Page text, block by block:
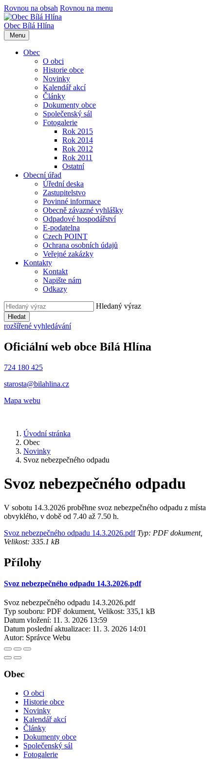
Rovnou na obsah Rovnou na menu
Obec Bílá Hlína
Menu
Obec
O obci
Historie obce
Novinky
Kalendář akcí
Články
Dokumenty obce
Společenský sál
Fotogalerie
Rok 2015
Rok 2014
Rok 2012
Rok 2011
Ostatní
Obecní úřad
Úřední deska
Zastupitelstvo
Povinné informace
Obecně závazné vyhlášky
Odpadové hospodářství
E-podatelna
Czech POINT
Ochrana osobních údajů
Veřejné zakázky
Kontakty
Kontakt
Napište nám
Odkazy
Hledaný výraz
Hledat
rozšířené vyhledávání
Oficiální web obce Bílá Hlína
724 180 425
starosta@bilahlina.cz
Mapa webu
Úvodní stránka
Obec
Novinky
Svoz nebezpečného odpadu
Svoz nebezpečného odpadu
V sobotu 14.3.2026 proběhne svoz nebezpečného odpadu z místa
obvyklého, v době od 7.40 až 7.50 h.
Svoz nebezpečného odpadu 14.3.2026.pdfTyp: PDF dokument,
Velikost: 335.1 kB
Přílohy
Svoz nebezpečného odpadu 14.3.2026.pdf
Svoz nebezpečného odpadu 14.3.2026.pdf
Typ souboru: PDF dokument, Velikost: 335,1 kB
Datum vložení: 11. 3. 2026 13:59
Datum poslední aktualizace: 11. 3. 2026 14:01
Autor: Správce Webu
Obec
O obci
Historie obce
Novinky
Kalendář akcí
Články
Dokumenty obce
Společenský sál
Fotogalerie